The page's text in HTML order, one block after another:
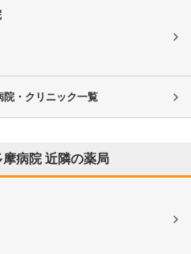
院・クリニック一覧
摩病院近隣の薬局